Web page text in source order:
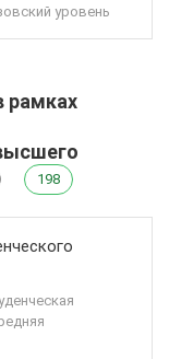
уровень
рамках
198